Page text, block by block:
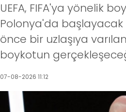
UEFA, FIFA'ya yönelik
Polonya'da başlayacak
önce bir uzlaşıya
boykotun
07-08-2026 11:12